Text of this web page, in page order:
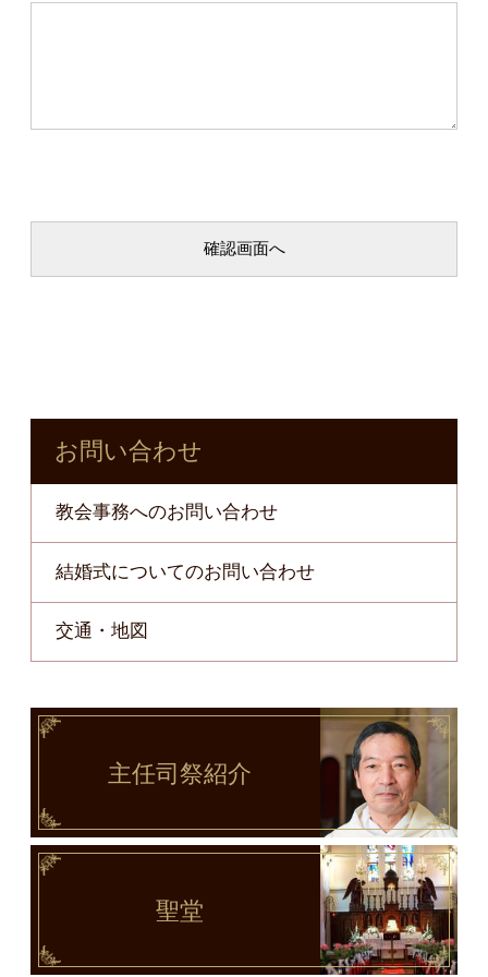
お問い合わせ
教会事務へのお問い合わせ
結婚式についてのお問い合わせ
交通・地図
主任司祭紹介
聖堂